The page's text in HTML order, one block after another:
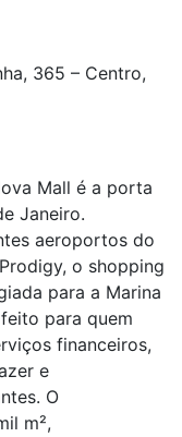
365 – Centro,
Mall é a porta
Janeiro.
aeroportos do
o shopping
para a Marina
para quem
financeiros,
e
O
m²,